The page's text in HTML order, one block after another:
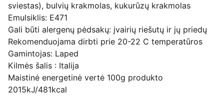
sviestas), bulvių krakmolas, kukurūzų krakmolas
Emulsiklis: E471
Gali būti alergenų pėdsakų: įvairių riešutų ir jų priedų
Rekomenduojama dirbti prie 20-22 C temperatūros
Gamintojas: Laped
Kilmės šalis : Italija
Maistinė energetinė vertė 100g produkto
2015kJ/481kcal